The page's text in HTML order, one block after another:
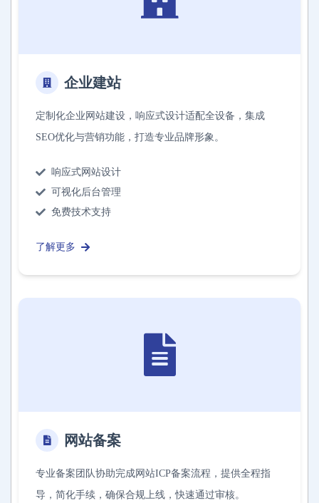
企业建站
定制化企业网站建设，响应式设计适配全设备，集成
SEO优化与营销功能，打造专业品牌形象。
响应式网站设计
可视化后台管理
免费技术支持
了解更多
网站备案
专业备案团队协助完成网站ICP备案流程，提供全程指
导，简化手续，确保合规上线，快速通过审核。